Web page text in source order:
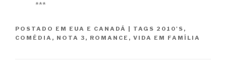
***
POSTADO EM EUA E CANADÁ TAGS 2010'S ,
COMÉDIA , NOTA 3 , ROMANCE , VIDA EM FAMÍLIA